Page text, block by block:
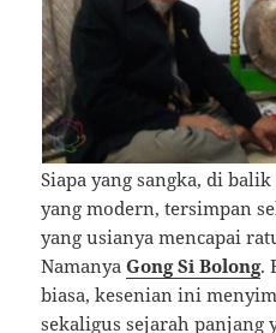
Siapa yang sangka, di
yang modern, tersimpan
yang usianya mencapai
NamanyaGong Si Bolong.
biasa, kesenian ini
sekaligus sejarah panjang